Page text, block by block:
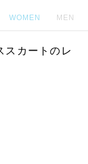
WOMEN MEN
カートのレ